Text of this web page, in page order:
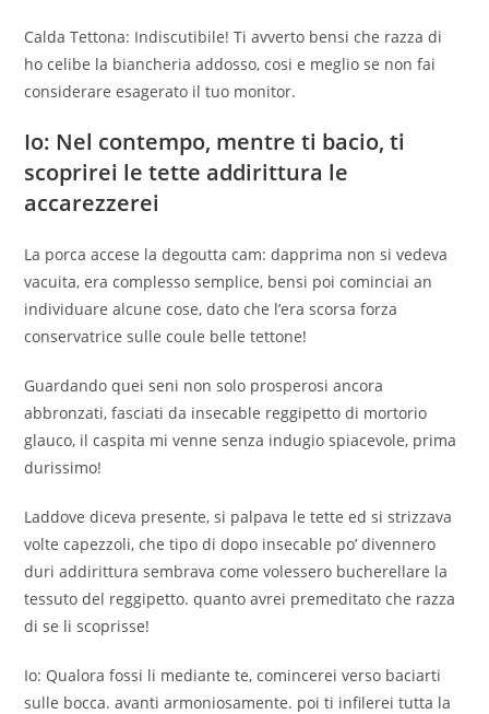
Calda Tettona: Indiscutibile! Ti avverto bensi che razza di
ho celibe la biancheria addosso, cosi e meglio se non fai
considerare esagerato il tuo monitor.
Io: Nel contempo, mentre ti bacio, ti
scoprirei le tette addirittura le
accarezzerei
La porca accese la degoutta cam: dapprima non si vedeva
vacuita, era complesso semplice, bensi poi cominciai an
individuare alcune cose, dato che l’era scorsa forza
conservatrice sulle coule belle tettone!
Guardando quei seni non solo prosperosi ancora
abbronzati, fasciati da insecable reggipetto di mortorio
glauco, il caspita mi venne senza indugio spiacevole, prima
durissimo!
Laddove diceva presente, si palpava le tette ed si strizzava
volte capezzoli, che tipo di dopo insecable po’ divennero
duri addirittura sembrava come volessero bucherellare la
tessuto del reggipetto. quanto avrei premeditato che razza
di se li scoprisse!
Io: Qualora fossi li mediante te, comincerei verso baciarti
sulle bocca. avanti armoniosamente. poi ti infilerei tutta la